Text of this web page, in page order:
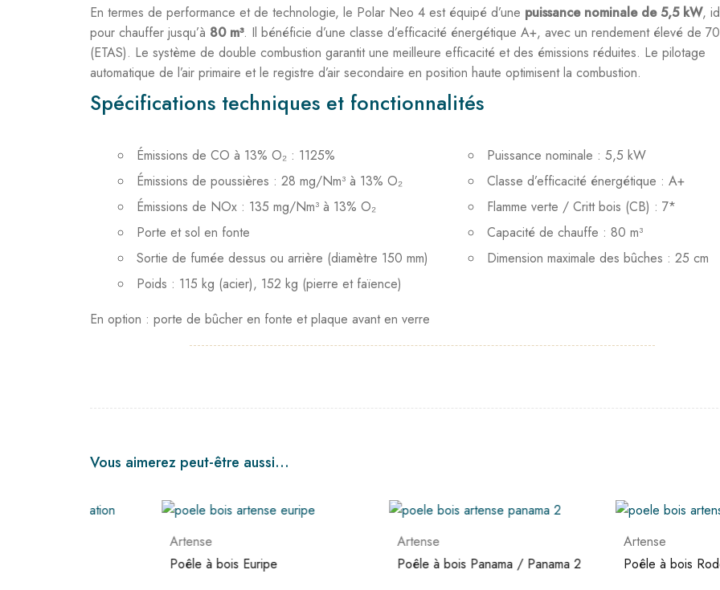
En termes de performance et de technologie, le Polar Neo 4 est équipé d’une puissance nominale de 5,5 kW,
pour chauffer jusqu’à 80 m³. Il bénéficie d’une classe d’efficacité énergétique A+, avec un rendement élevé de
(ETAS). Le système de double combustion garantit une meilleure efficacité et des émissions réduites. Le pilotage
automatique de l’air primaire et le registre d’air secondaire en position haute optimisent la combustion.
Spécifications techniques et fonctionnalités
Émissions de CO à 13% O₂ : 1125%
Émissions de poussières : 28 mg/Nm³ à 13% O₂
Émissions de NOx : 135 mg/Nm³ à 13% O₂
Porte et sol en fonte
Sortie de fumée dessus ou arrière (diamètre 150 mm)
Poids : 115 kg (acier), 152 kg (pierre et faïence)
Puissance nominale : 5,5 kW
Classe d’efficacité énergétique : A+
Flamme verte / Critt bois (CB) : 7*
Capacité de chauffe : 80 m³
Dimension maximale des bûches : 25 cm
En option : porte de bûcher en fonte et plaque avant en verre
Vous aimerez peut-être aussi…
Poêle à bois Euripe
Poêle à bois Panama / Panama 2
Poêle à bois Rodde